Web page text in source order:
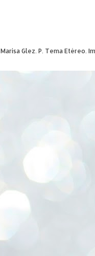
Marisa Glez. P. Tema Etéreo.